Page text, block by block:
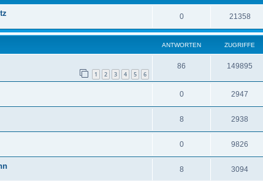
0 21358
ANTWORTEN ZUGRIFFE
1 2 3 4 5 6
86 149895
0 2947
8 2938
0 9826
8 3094